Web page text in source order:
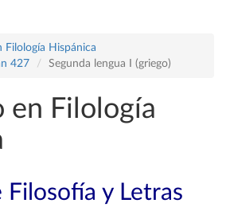
Filología Hispánica
427
Segunda lengua I (griego)
en Filología
Filosofía y Letras